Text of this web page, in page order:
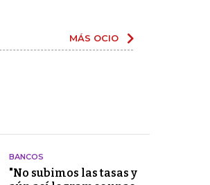
MÁS OCIO
BANCOS
"No subimos las tasas y